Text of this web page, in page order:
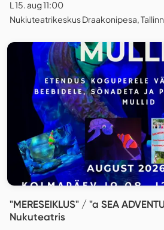
L 15. aug 11:00
Nukiuteatrikeskus Draakonipesa, Tallinn
"MERESEIKLUS" / "a SEA
Nukuteatris